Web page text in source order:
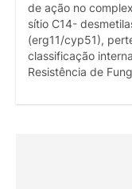
de ação no
sítio C14-
(erg11/cyp51),
classificação
Resistência de